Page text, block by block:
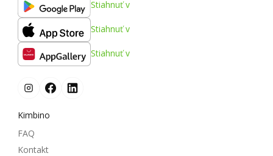
Stiahnuť v
Stiahnuť v
Stiahnuť v
Kimbino
FAQ
Kontakt